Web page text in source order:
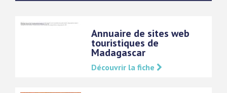
Annuaire de sites web
touristiques de
Madagascar
Découvrir la fiche